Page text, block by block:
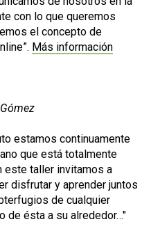
con lo que queremos
el concepto de
Más información
estamos continuamente
que está totalmente
este taller invitamos a
disfrutar y aprender juntos
de cualquier
de ésta a su alrededor…"